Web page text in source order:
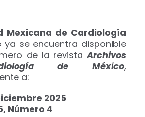
Mexicana de Cardiología
ya se encuentra disponible
de la revistaArchivos
de México,
a:
2025
Número 4